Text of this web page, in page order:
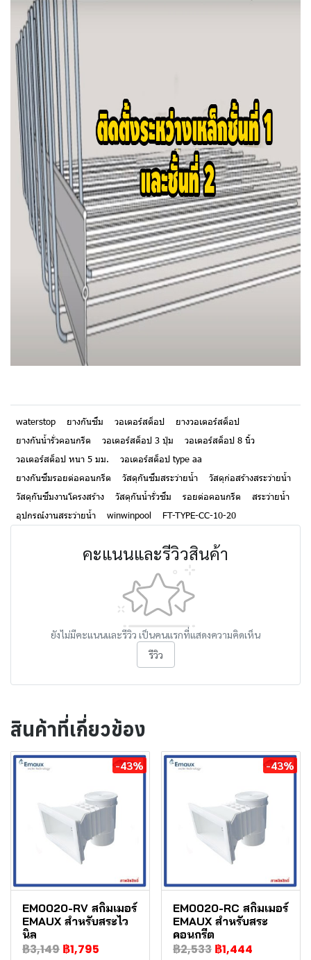
waterstop ยางกันซึม วอเตอร์สต็อป
ยางวอเตอร์สต็อป
ยางกันน้ำรั่วคอนกรีต
วอเตอร์สต็อป 3 ปุ่ม
วอเตอร์สต็อป 8 นิ้ว
วอเตอร์สต็อป หนา 5 มม.
วอเตอร์สต็อป type aa
ยางกันซึมรอยต่อคอนกรีต
วัสดุกันซึมสระว่ายน้ำ
วัสดุก่อสร้างสระว่ายน้ำ
วัสดุกันซึมงานโครงสร้าง
วัสดุกันน้ำรั่วซึม รอยต่อคอนกรีต
สระว่ายน้ำ
อุปกรณ์งานสระว่ายน้ำ
winwinpool FT-TYPE-CC-10-20
คะแนนและรีวิวสินค้า
ยังไม่มีคะแนนและรีวิว เป็นคนแรกที่แสดงความคิดเห็น
รีวิว
สินค้าที่เกี่ยวข้อง
-43%
EM0020-RV สกิมเมอร์
EMAUX สำหรับสระไว
นิล
฿3,149 ฿1,795
-43%
EM0020-RC สกิมเมอร์
EMAUX สำหรับสระ
คอนกรีต
฿2,533 ฿1,444